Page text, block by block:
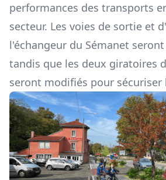
performances des transports
secteur. Les voies de sortie et
l'échangeur du Sémanet
tandis que les deux giratoires
seront modifiés pour sécuriser